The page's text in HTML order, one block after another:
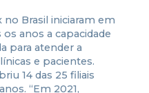
no Brasil iniciaram em
anos a capacidade
para atender a
e pacientes.
14 das 25 filiais
“Em 2021,